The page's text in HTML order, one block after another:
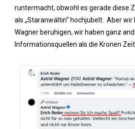
runtermacht, obwohl es gerade diese
als „Staranwältin“ hochjubelt. Aber wir
Wagner beruhigen, wir haben ganz
Informationsquellen als die Kronen